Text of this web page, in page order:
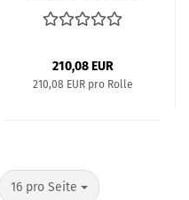
210,08 EUR
210,08 EUR pro Rolle
16 pro Seite
pro Seite